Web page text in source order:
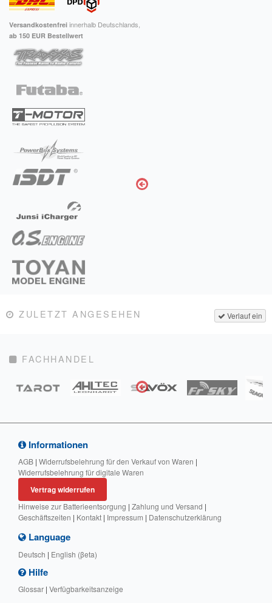
Versandkostenfrei innerhalb Deutschlands,
ab 150 EUR Bestellwert
Verlauf ein
ZULETZT ANGESEHEN
FACHHANDEL
Informationen
AGB | Widerrufsbelehrung für den Verkauf von Waren |
Widerrufsbelehrung für digitale Waren
Vertrag widerrufen
Hinweise zur Batterieentsorgung | Zahlung und Versand |
Geschäftszeiten | Kontakt | Impressum | Datenschutzerklärung
Language
Deutsch | English (βeta)
Hilfe
Glossar | Verfügbarkeitsanzeige